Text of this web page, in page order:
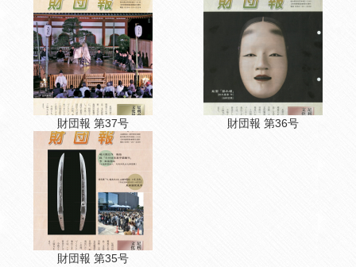
財団報 第37号 財団報 第36号
財団報 第35号